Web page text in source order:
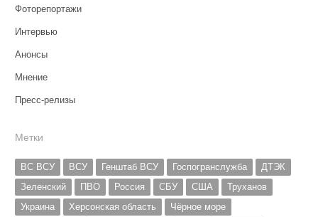
Фоторепортажи
Интервью
Анонсы
Мнение
Пресс-релизы
Метки
ВС ВСУ ВСУ Генштаб ВСУ Госпогранслужба
ДТЭК
Зеленский
ПВО Россия СБУ США
Труханов
Украина
Херсонская область
Чёрное море